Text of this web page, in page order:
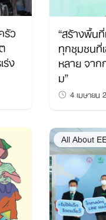
รัว
ง
“สร้างพื้น
ทุกชุมชนที่
หลาย จา
ม”
4 เมษายน
All About